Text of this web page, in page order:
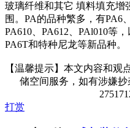
玻璃纤维和其它 填料填充增
围。PA的品种繁多，有PA6
PA610、PA612、PAl010等
PA6T和特种尼龙等新品种。
【温馨提示】本文内容和观
储空间服务，如有涉嫌抄
打赏